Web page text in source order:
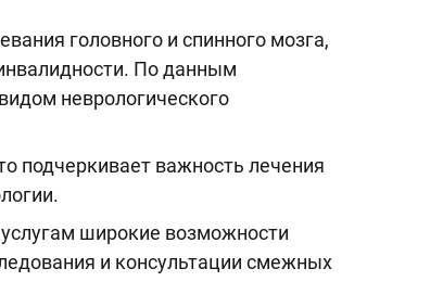
головного и спинного мозга,
По данным
неврологического
подчеркивает важность лечения
широкие возможности
и консультации смежных